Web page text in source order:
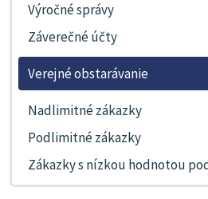
Výročné správy
Záverečné účty
Verejné obstarávanie
Nadlimitné zákazky
Podlimitné zákazky
Zákazky s nízkou hodnotou